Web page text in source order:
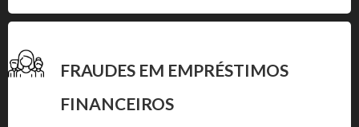
FRAUDES EM EMPRÉSTIMOS
FINANCEIROS